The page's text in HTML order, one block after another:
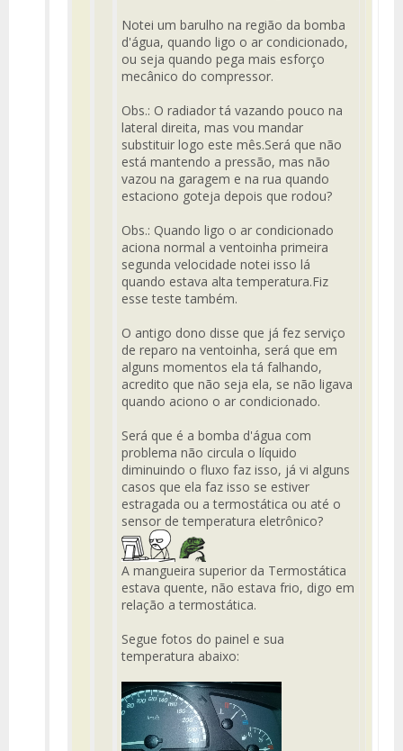
Notei um barulho na região da bomba
d'água, quando ligo o ar condicionado,
ou seja quando pega mais esforço
mecânico do compressor.
Obs.: O radiador tá vazando pouco na
lateral direita, mas vou mandar
substituir logo este mês.Será que não
está mantendo a pressão, mas não
vazou na garagem e na rua quando
estaciono goteja depois que rodou?
Obs.: Quando ligo o ar condicionado
aciona normal a ventoinha primeira
segunda velocidade notei isso lá
quando estava alta temperatura.Fiz
esse teste também.
O antigo dono disse que já fez serviço
de reparo na ventoinha, será que em
alguns momentos ela tá falhando,
acredito que não seja ela, se não ligava
quando aciono o ar condicionado.
Será que é a bomba d'água com
problema não circula o líquido
diminuindo o fluxo faz isso, já vi alguns
casos que ela faz isso se estiver
estragada ou a termostática ou até o
sensor de temperatura eletrônico?
A mangueira superior da Termostática
estava quente, não estava frio, digo em
relação a termostática.
Segue fotos do painel e sua
temperatura abaixo: